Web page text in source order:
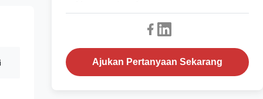
Ajukan Pertanyaan Sekarang